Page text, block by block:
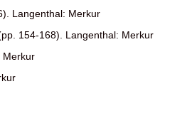
Langenthal: Merkur
154-168). Langenthal: Merkur
Merkur